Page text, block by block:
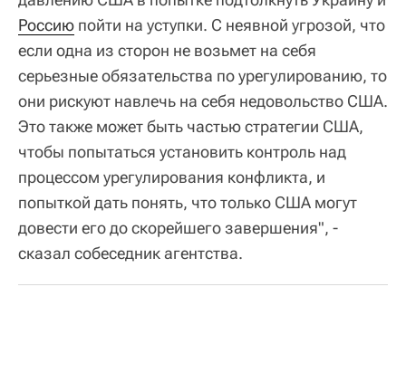
Россию пойти на уступки. С неявной угрозой, что
если одна из сторон не возьмет на себя
серьезные обязательства по урегулированию, то
они рискуют навлечь на себя недовольство США.
Это также может быть частью стратегии США,
чтобы попытаться установить контроль над
процессом урегулирования конфликта, и
попыткой дать понять, что только США могут
довести его до скорейшего завершения", -
сказал собеседник агентства.